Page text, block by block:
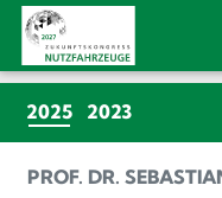
2025(CURRENT)
2023
PROF. DR.